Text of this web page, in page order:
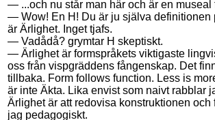
— ...och nu står man här och är en museal
— Wow! En H! Du är ju själva definitionen
är Ärlighet. Inget tjafs.
— Vadådå? grymtar H skeptiskt.
— Ärlighet är formspråkets viktigaste
oss från vispgräddens fångenskap. Det
tillbaka. Form follows function. Less is
är inte Äkta. Lika envist som naivt rabblar
Ärlighet är att redovisa konstruktionen
jag pedagogiskt.